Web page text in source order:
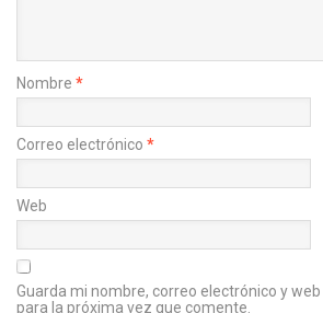
Nombre *
Correo electrónico *
Web
Guarda mi nombre, correo electrónico y
para la próxima vez que comente.